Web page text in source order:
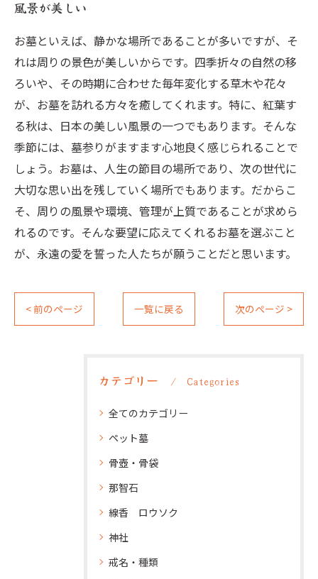
風景が美しい
お墓といえば、静かな場所であることが多いですが、そ
れは周りの景色が美しいからです。四季折々の自然の移
ろいや、その時期に合わせた毎年変化する草木や花々
が、お墓を訪れる方々を癒してくれます。特に、紅葉す
る秋は、日本の美しい風景の一つでもあります。そんな
季節には、墓参りがますます心地良く感じられることで
しょう。お墓は、人生の節目の場所であり、次の世代に
大切な思い出を残していく場所でもあります。だからこ
そ、周りの風景や環境、管理が上質であることが求めら
れるのです。そんな要望に応えてくれるお墓を選ぶこと
が、永遠の愛を誓った人たちが願うことだと思います。
< 前のページ 一覧に戻る 次のページ >
カテゴリー Categories
全てのカテゴリー
ペット墓
骨壺・骨袋
那智石
線香 ロウソク
神社
戒名・種類